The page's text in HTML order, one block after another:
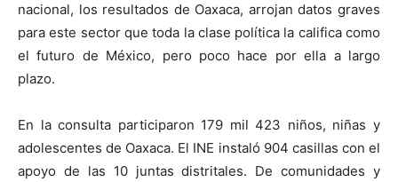
nacional, los resultados de Oaxaca, arrojan datos graves
para este sector que toda la clase política la califica como
el futuro de México, pero poco hace por ella a largo
plazo.
En la consulta participaron 179 mil 423 niños, niñas y
adolescentes de Oaxaca. El INE instaló 904 casillas con el
apoyo de las 10 juntas distritales. De comunidades y